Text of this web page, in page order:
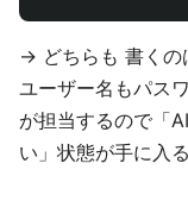
→ どちらも 書くの
ユーザー名もパス
が担当するので「
い」状態が手に入る